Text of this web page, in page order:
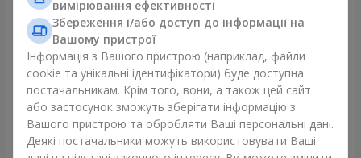
101 різнокольорова
троянда
7 845 грн
Замовити
501 червона троянда
49 271 грн
Замовити
вимірювання ефективності
Збереження і/або доступ до інформації на
Вашому пристрої
Інформація з Вашого пристрою (наприклад, файли
cookie та унікальні ідентифікатори) буде доступна
постачальникам. Крім того, вони, а також цей сайт
або застосунок зможуть зберігати інформацію з
Вашого пристрою та обробляти Ваші персональні дані.
Деякі постачальники можуть використовувати Ваші